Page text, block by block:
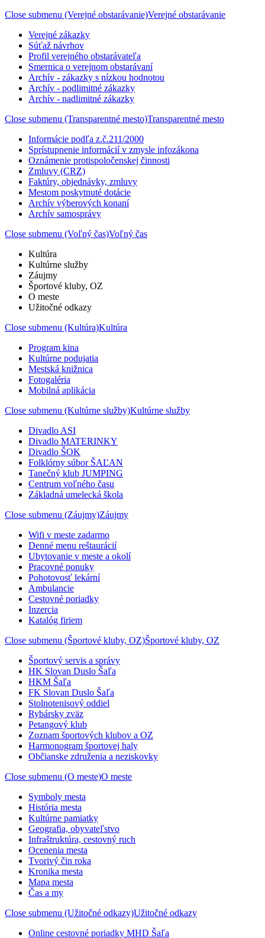
Close submenu (Verejné obstarávanie)Verejné obstarávanie
Verejné zákazky
Súťaž návrhov
Profil verejného obstarávateľa
Smernica o verejnom obstarávaní
Archív - zákazky s nízkou hodnotou
Archív - podlimitné zákazky
Archív - nadlimitné zákazky
Close submenu (Transparentné mesto)Transparentné mesto
Informácie podľa z.č.211/2000
Sprístupnenie informácií v zmysle infozákona
Oznámenie protispoločenskej činnosti
Zmluvy (CRZ)
Faktúry, objednávky, zmluvy
Mestom poskytnuté dotácie
Archív výberových konaní
Archív samosprávy
Close submenu (Voľný čas)Voľný čas
Kultúra
Kultúrne služby
Záujmy
Športové kluby, OZ
O meste
Užitočné odkazy
Close submenu (Kultúra)Kultúra
Program kina
Kultúrne podujatia
Mestská knižnica
Fotogaléria
Mobilná aplikácia
Close submenu (Kultúrne služby)Kultúrne služby
Divadlo ASI
Divadlo MATERINKY
Divadlo ŠOK
Folklórny súbor ŠAĽAN
Tanečný klub JUMPING
Centrum voľného času
Základná umelecká škola
Close submenu (Záujmy)Záujmy
Wifi v meste zadarmo
Denné menu reštaurácií
Ubytovanie v meste a okolí
Pracovné ponuky
Pohotovosť lekární
Ambulancie
Cestovné poriadky
Inzercia
Katalóg firiem
Close submenu (Športové kluby, OZ)Športové kluby, OZ
Športový servis a správy
HK Slovan Duslo Šaľa
HKM Šaľa
FK Slovan Duslo Šaľa
Stolnotenisový oddiel
Rybársky zväz
Petangový klub
Zoznam športových klubov a OZ
Harmonogram športovej haly
Občianske združenia a neziskovky
Close submenu (O meste)O meste
Symboly mesta
História mesta
Kultúrne pamiatky
Geografia, obyvateľstvo
Infraštruktúra, cestovný ruch
Ocenenia mesta
Tvorivý čin roka
Kronika mesta
Mapa mesta
Čas a my
Close submenu (Užitočné odkazy)Užitočné odkazy
Online cestovné poriadky MHD Šaľa